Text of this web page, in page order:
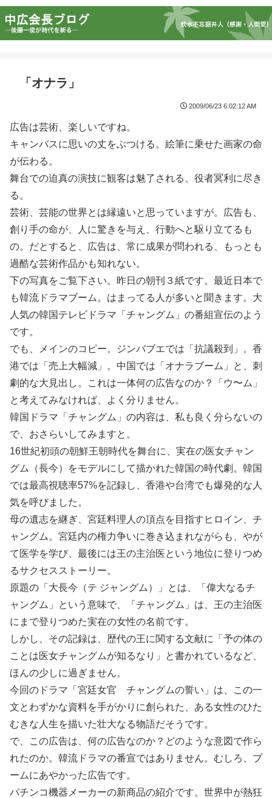
「オナラ」
2009/06/23 6:02:12 AM
広告は芸術、楽しいですね。
キャンバスに思いの丈をぶつける。絵筆に乗せた画家の命
が伝わる。
舞台での迫真の演技に観客は魅了される、役者冥利に尽き
る。
芸術、芸能の世界とは縁遠いと思っていますが。広告も、
創り手の命が、人に驚きを与え、行動へと駆り立てるも
の。だとすると、広告は、常に成果が問われる、もっとも
過酷な芸術作品かも知れない。
下の写真をご覧下さい。昨日の朝刊３紙です。最近日本で
も韓流ドラマブーム。はまってる人が多いと聞きます。大
人気の韓国テレビドラマ「チャングム」の番組宣伝のよう
です。
でも、メインのコピー。ジンバブエでは「抗議殺到」。香
港では「売上大幅減」。中国では「オナラブーム」と、刺
劇的な大見出し。これは一体何の広告なのか？「ウ〜ム」
と考えてみなければ、よく分りません。
韓国ドラマ「チャングム」の内容は、私も良く分らないの
で、おさらいしてみますと。
16世紀初頭の朝鮮王朝時代を舞台に、実在の医女チャン
グム（長今）をモデルにして描かれた韓国の時代劇。韓国
では最高視聴率57%を記録し、香港や台湾でも爆発的な人
気を呼びました。
母の遺志を継ぎ、宮廷料理人の頂点を目指すヒロイン、チ
ャングム。宮廷内の権力争いに巻き込まれながらも、やが
て医学を学び、最後には王の主治医という地位に登りつめ
るサクセスストーリー。
原題の「大長今（テ ジャングム）」とは、「偉大なるチ
ャングム」という意味で、「チャングム」は、王の主治医
にまで登りつめた実在の女性の名前です。
しかし、その記録は、歴代の王に関する文献に「予の体の
ことは医女チャングムが知るなり」と書かれているなど、
ほんの少しに過ぎません。
今回のドラマ「宮廷女官 チャングムの誓い」は、この一
文とわずかな資料を手がかりに創られた、ある女性のひた
むきな人生を描いた壮大なる物語だそうです。
で、この広告は、何の広告なのか？どのような意図で作ら
れたのか。韓流ドラマの番宣ではありません。むしろ、ブ
ームにあやかった広告です。
パチンコ機器メーカーの新商品の紹介です。世界中が熱狂